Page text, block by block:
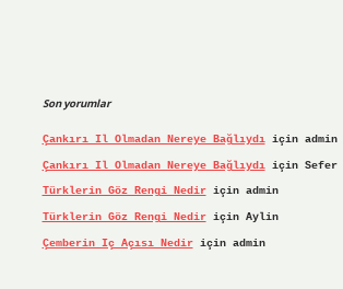
Son yorumlar
Çankırı Il Olmadan Nereye Bağlıydıiçin admin
Çankırı Il Olmadan Nereye Bağlıydıiçin Sefer
Türklerin Göz Rengi Nediriçin admin
Türklerin Göz Rengi Nediriçin Aylin
Çemberin Iç Açısı Nediriçin admin